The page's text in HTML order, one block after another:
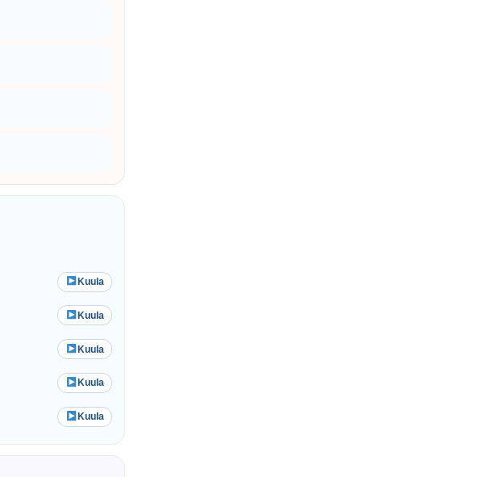
Kuula
Kuula
Kuula
Kuula
Kuula